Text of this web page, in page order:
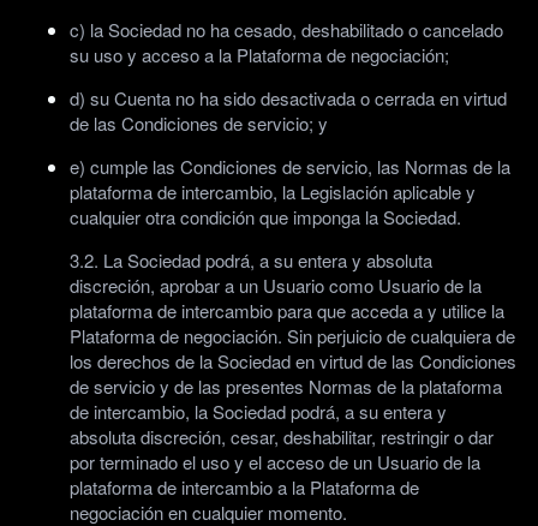
c) la Sociedad no ha cesado, deshabilitado o cancelado
su uso y acceso a la Plataforma de negociación;
d) su Cuenta no ha sido desactivada o cerrada en virtud
de las Condiciones de servicio; y
e) cumple las Condiciones de servicio, las Normas de la
plataforma de intercambio, la Legislación aplicable y
cualquier otra condición que imponga la Sociedad.
3.2. La Sociedad podrá, a su entera y absoluta
discreción, aprobar a un Usuario como Usuario de la
plataforma de intercambio para que acceda a y utilice la
Plataforma de negociación. Sin perjuicio de cualquiera de
los derechos de la Sociedad en virtud de las Condiciones
de servicio y de las presentes Normas de la plataforma
de intercambio, la Sociedad podrá, a su entera y
absoluta discreción, cesar, deshabilitar, restringir o dar
por terminado el uso y el acceso de un Usuario de la
plataforma de intercambio a la Plataforma de
negociación en cualquier momento.